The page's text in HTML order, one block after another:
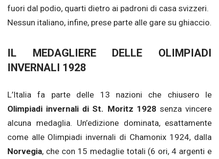
fuori dal podio, quarti dietro ai padroni di casa svizzeri.
Nessun italiano, infine, prese parte alle gare su ghiaccio.
IL MEDAGLIERE DELLE OLIMPIADI
INVERNALI 1928
L’Italia fa parte delle 13 nazioni che chiusero le
Olimpiadi invernali di St. Moritz 1928 senza vincere
alcuna medaglia. Un’edizione dominata, esattamente
come alle Olimpiadi invernali di Chamonix 1924, dalla
Norvegia, che con 15 medaglie totali (6 ori, 4 argenti e